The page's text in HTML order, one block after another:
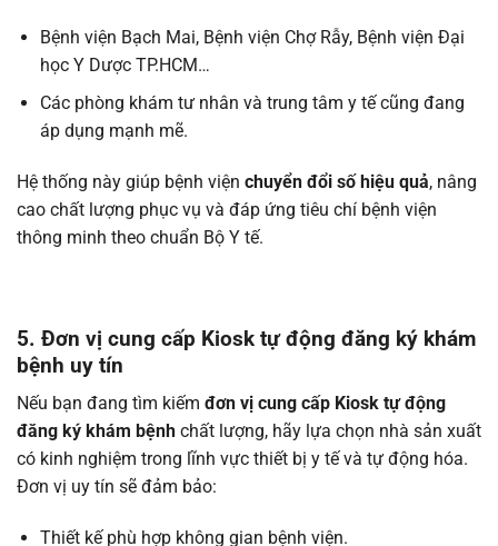
Bệnh viện Bạch Mai, Bệnh viện Chợ Rẫy, Bệnh viện Đại
học Y Dược TP.HCM…
Các phòng khám tư nhân và trung tâm y tế cũng đang
áp dụng mạnh mẽ.
Hệ thống này giúp bệnh viện chuyển đổi số hiệu quả, nâng
cao chất lượng phục vụ và đáp ứng tiêu chí bệnh viện
thông minh theo chuẩn Bộ Y tế.
5. Đơn vị cung cấp Kiosk tự động đăng ký khám
bệnh uy tín
Nếu bạn đang tìm kiếm đơn vị cung cấp Kiosk tự động
đăng ký khám bệnh chất lượng, hãy lựa chọn nhà sản xuất
có kinh nghiệm trong lĩnh vực thiết bị y tế và tự động hóa.
Đơn vị uy tín sẽ đảm bảo:
Thiết kế phù hợp không gian bệnh viện.